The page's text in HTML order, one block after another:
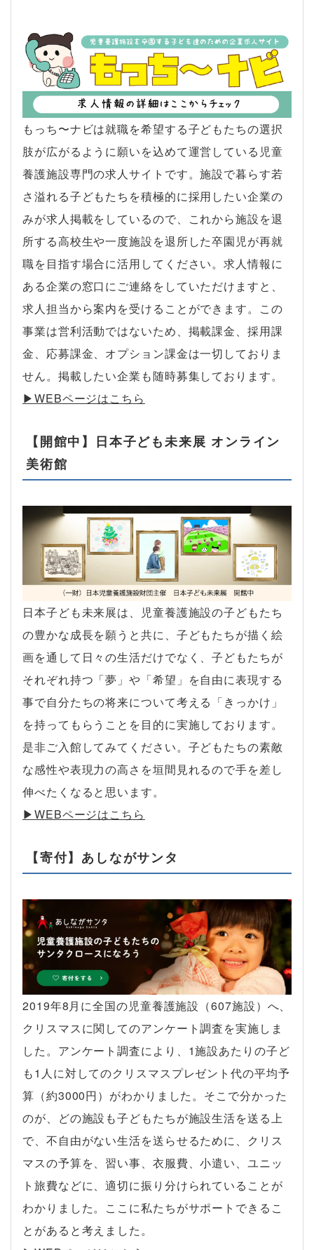
もっち〜ナビは就職を希望する子どもたちの選択
肢が広がるように願いを込めて運営している児童
養護施設専門の求人サイトです。施設で暮らす若
さ溢れる子どもたちを積極的に採用したい企業の
みが求人掲載をしているので、これから施設を退
所する高校生や一度施設を退所した卒園児が再就
職を目指す場合に活用してください。求人情報に
ある企業の窓口にご連絡をしていただけますと、
求人担当から案内を受けることができます。この
事業は営利活動ではないため、掲載課金、採用課
金、応募課金、オプション課金は一切しておりま
せん。掲載したい企業も随時募集しております。
▶︎WEBページはこちら
【開館中】日本子ども未来展 オンライン
美術館
日本子ども未来展は、児童養護施設の子どもたち
の豊かな成長を願うと共に、子どもたちが描く絵
画を通して日々の生活だけでなく、子どもたちが
それぞれ持つ「夢」や「希望」を自由に表現する
事で自分たちの将来について考える「きっかけ」
を持ってもらうことを目的に実施しております。
是非ご入館してみてください。子どもたちの素敵
な感性や表現力の高さを垣間見れるので手を差し
伸べたくなると思います。
▶︎WEBページはこちら
【寄付】あしながサンタ
2019年8月に全国の児童養護施設（607施設）へ、
クリスマスに関してのアンケート調査を実施しま
した。アンケート調査により、1施設あたりの子ど
も1人に対してのクリスマスプレゼント代の平均予
算（約3000円）がわかりました。そこで分かった
のが、どの施設も子どもたちが施設生活を送る上
で、不自由がない生活を送らせるために、クリス
マスの予算を、習い事、衣服費、小遣い、ユニッ
ト旅費などに、適切に振り分けられていることが
わかりました。ここに私たちがサポートできるこ
とがあると考えました。